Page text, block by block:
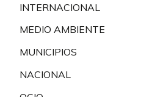
INTERNACIONAL
MEDIO AMBIENTE
MUNICIPIOS
NACIONAL